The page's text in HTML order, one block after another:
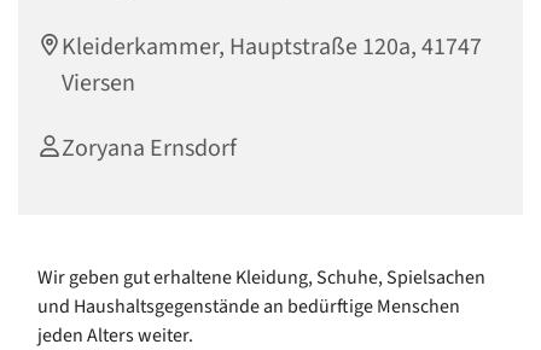
Kleiderkammer, Hauptstraße 120a, 41747
Viersen
Zoryana Ernsdorf
Wir geben gut erhaltene Kleidung, Schuhe, Spielsachen
und Haushaltsgegenstände an bedürftige Menschen
jeden Alters weiter.